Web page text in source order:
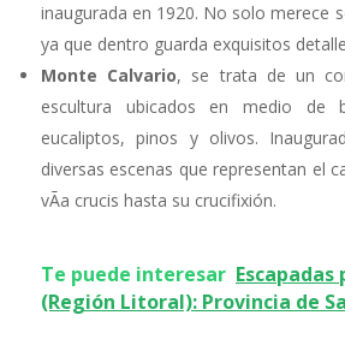
inaugurada en 1920. No solo merece
ya que dentro guarda exquisitos
Monte Calvario, se trata de un
escultura ubicados en medio de
eucaliptos, pinos y olivos.
diversas escenas que representan el
vÃ­a crucis hasta su crucifixión.
Te puede interesar
(Región Litoral): Provincia de